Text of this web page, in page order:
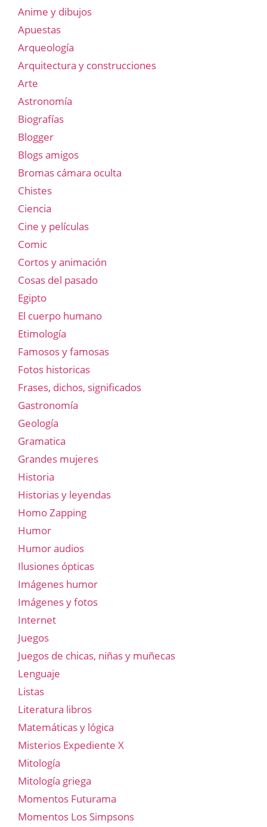
Anime y dibujos
Apuestas
Arqueología
Arquitectura y construcciones
Arte
Astronomía
Biografías
Blogger
Blogs amigos
Bromas cámara oculta
Chistes
Ciencia
Cine y películas
Comic
Cortos y animación
Cosas del pasado
Egipto
El cuerpo humano
Etimología
Famosos y famosas
Fotos historicas
Frases, dichos, significados
Gastronomía
Geología
Gramatica
Grandes mujeres
Historia
Historias y leyendas
Homo Zapping
Humor
Humor audios
Ilusiones ópticas
Imágenes humor
Imágenes y fotos
Internet
Juegos
Juegos de chicas, niñas y muñecas
Lenguaje
Listas
Literatura libros
Matemáticas y lógica
Misterios Expediente X
Mitología
Mitología griega
Momentos Futurama
Momentos Los Simpsons